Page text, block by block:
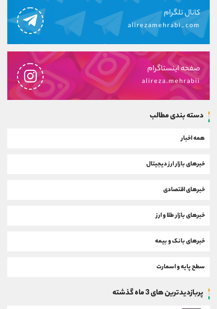
کانال تلگرام
alirezamehrabi_com
صفحه اینستاگرام
alireza.mehrabii
دسته بندی مطالب
همه اخبار
خبرهای بازار ارز دیجیتال
خبرهای اقتصادی
خبرهای بازار طلا و ارز
خبرهای بانک و بیمه
سطح پایه و اسمارت
پربازدیدترین های 3 ماه گذشته